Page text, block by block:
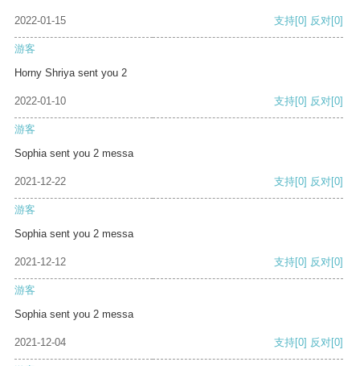
2022-01-15 支持[0] 反对[0]
游客
Horny Shriya sent you 2
2022-01-10 支持[0] 反对[0]
游客
Sophia sent you 2 messa
2021-12-22 支持[0] 反对[0]
游客
Sophia sent you 2 messa
2021-12-12 支持[0] 反对[0]
游客
Sophia sent you 2 messa
2021-12-04 支持[0] 反对[0]